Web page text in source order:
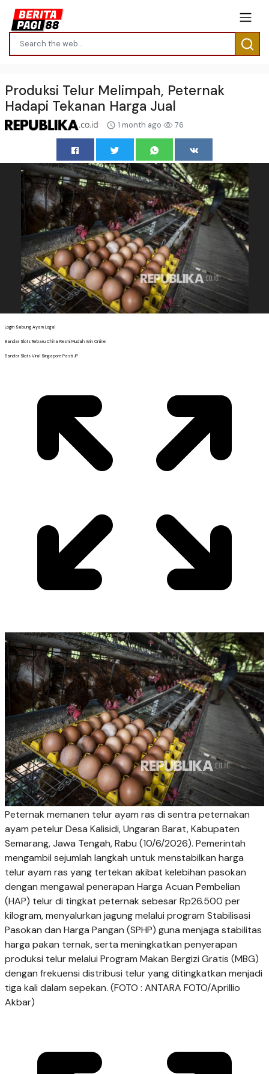
Produksi Telur Melimpah, Peternak
Hadapi Tekanan Harga Jual
1 month ago 76
Login Sabung Ayam Legal
Bandar Slots Terbaru China Resmi Mudah Win Online
Bandar Slots Viral Singapore Pasti JP
Peternak memanen telur ayam ras di sentra peternakan
ayam petelur Desa Kalisidi, Ungaran Barat, Kabupaten
Semarang, Jawa Tengah, Rabu (10/6/2026). Pemerintah
mengambil sejumlah langkah untuk menstabilkan harga
telur ayam ras yang tertekan akibat kelebihan pasokan
dengan mengawal penerapan Harga Acuan Pembelian
(HAP) telur di tingkat peternak sebesar Rp26.500 per
kilogram, menyalurkan jagung melalui program Stabilisasi
Pasokan dan Harga Pangan (SPHP) guna menjaga stabilitas
harga pakan ternak, serta meningkatkan penyerapan
produksi telur melalui Program Makan Bergizi Gratis (MBG)
dengan frekuensi distribusi telur yang ditingkatkan menjadi
tiga kali dalam sepekan. (FOTO : ANTARA FOTO/Aprillio
Akbar)